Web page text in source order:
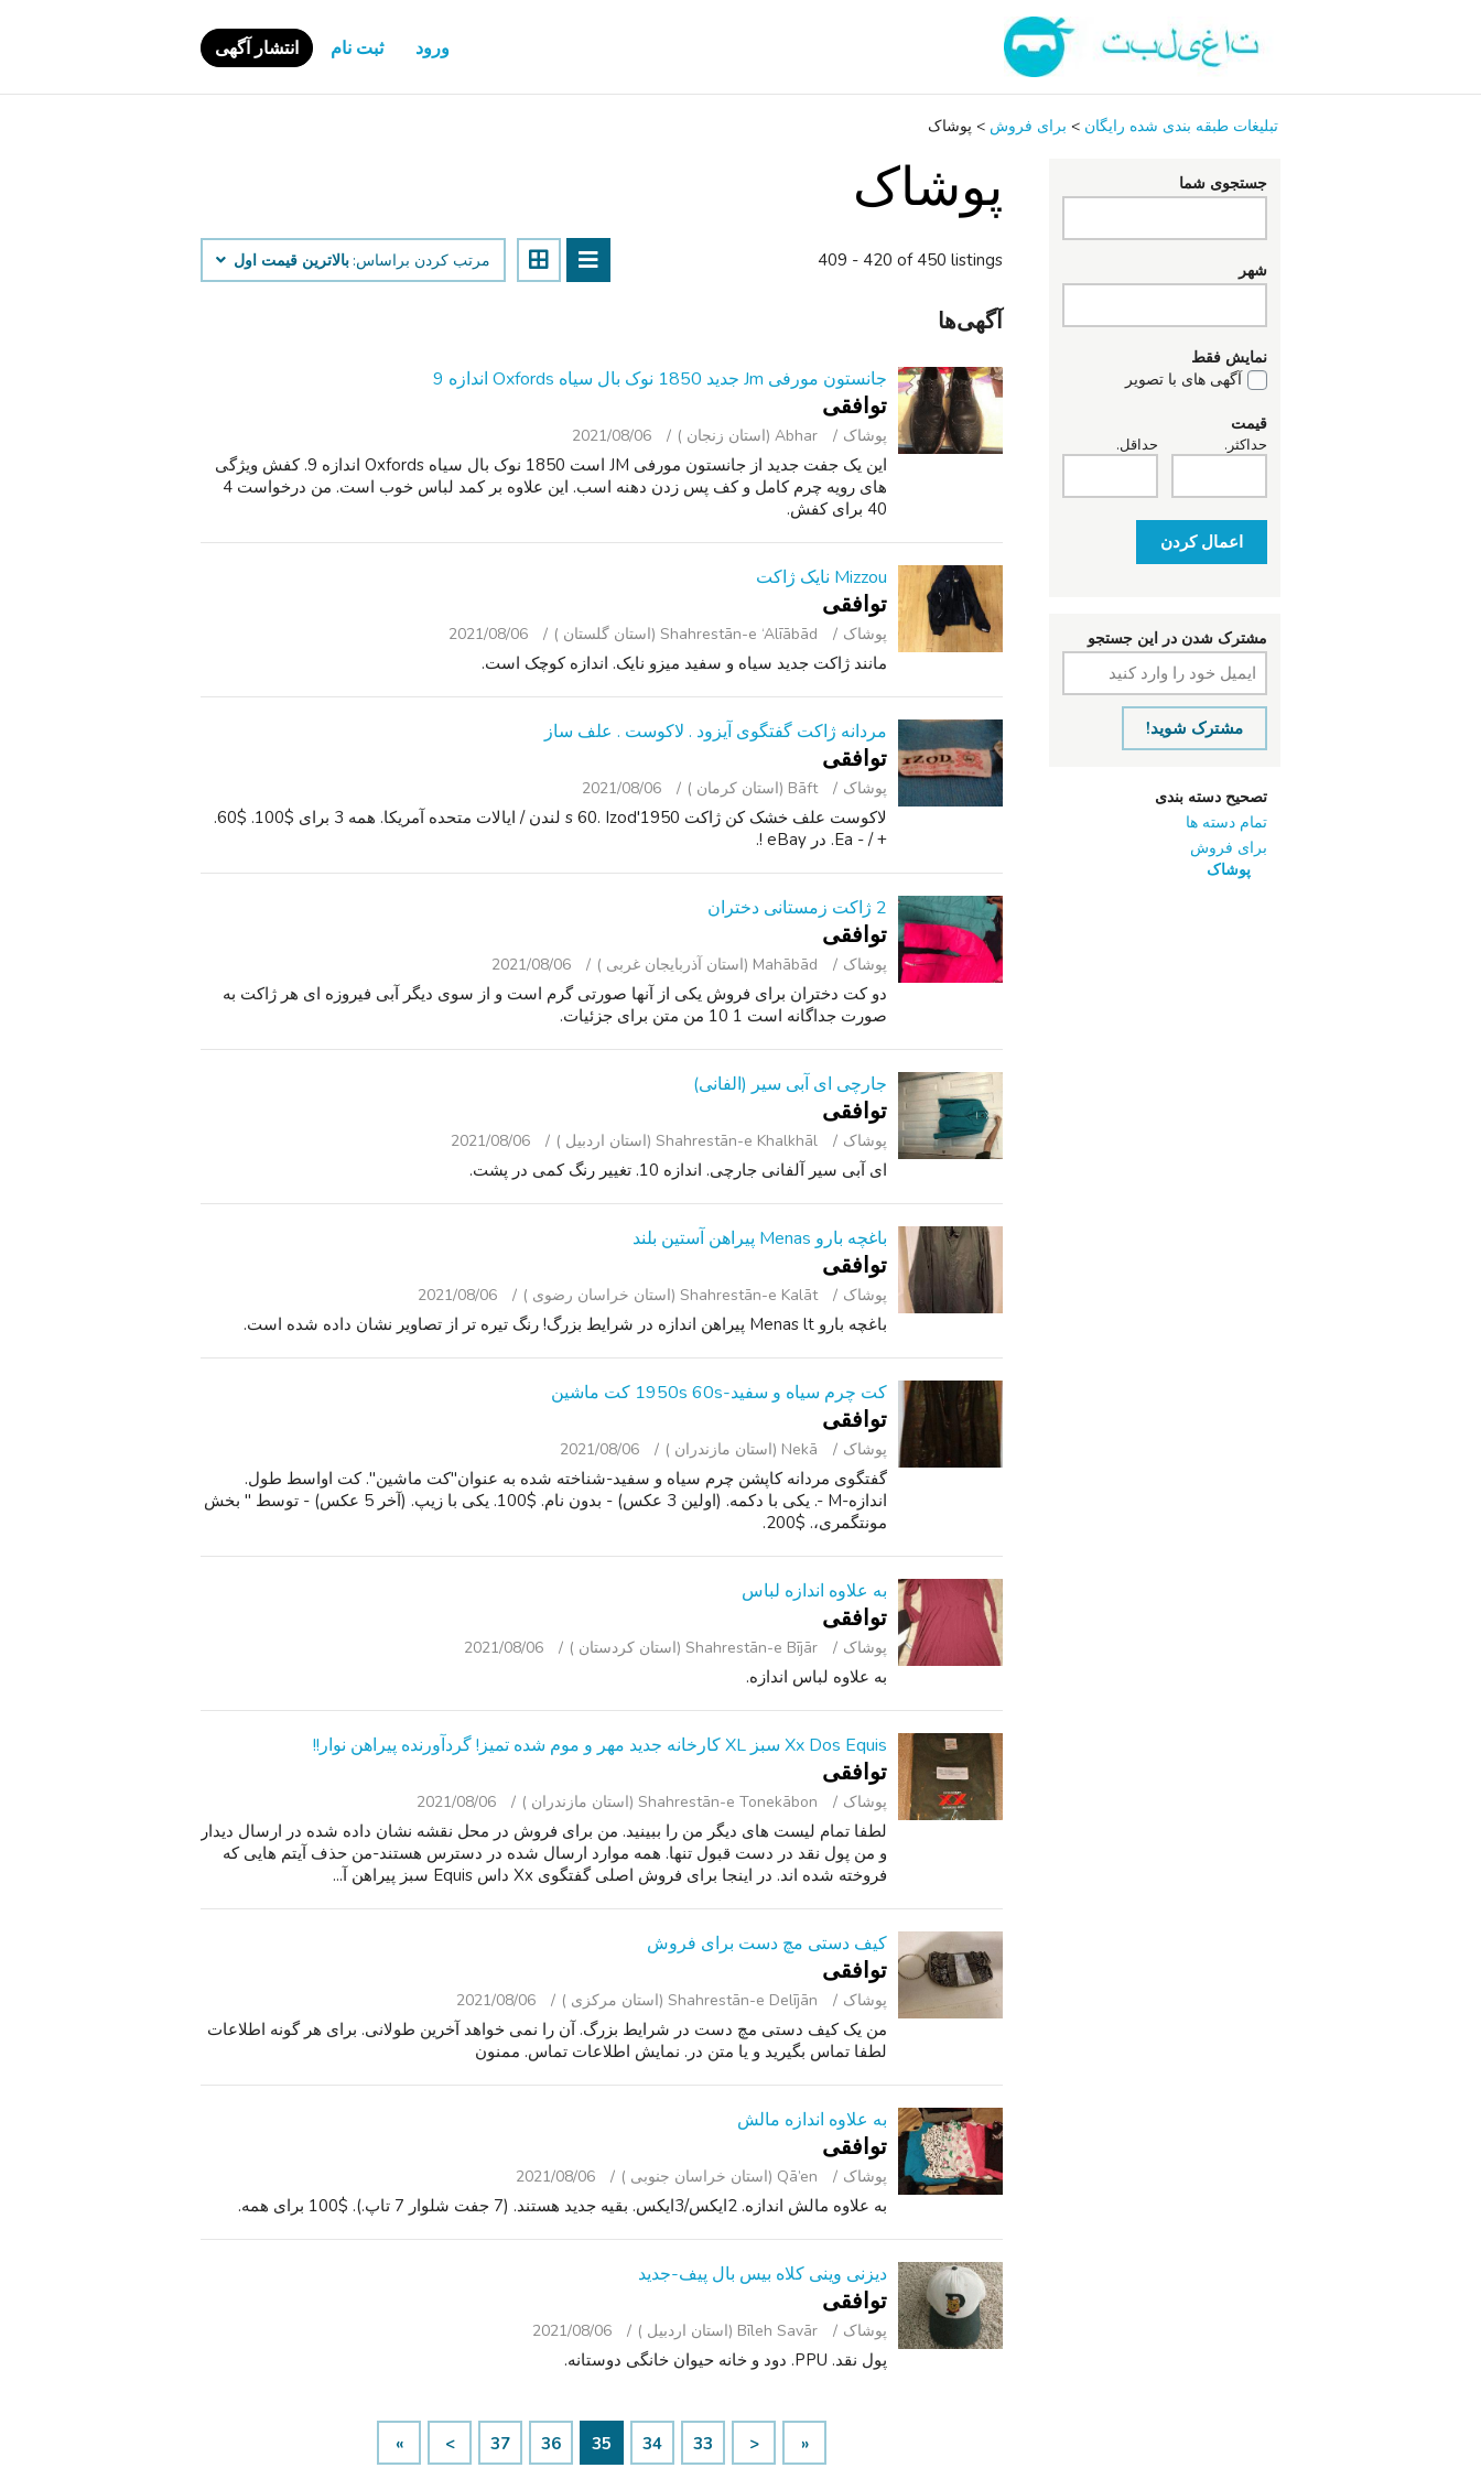
ورود ثبت نام انتشار آگهی
تبلیغات طبقه بندی شده رایگان > برای فروش > پوشاک
جستجوی شما
شهر
نمایش فقط
آگهی های با تصویر
قیمت
حداقل. حداکثر.
اعمال کردن
مشترک شدن در این جستجو
مشترک شوید!
تصحیح دسته بندی
تمام دسته ها
برای فروش
پوشاک
پوشاک
409 - 420 of 450 listings مرتب کردن براساس: بالاترین قیمت اول
آگهی‌ها
جانستون مورفی Jm جدید 1850 نوک بال سیاه Oxfords اندازه 9
توافقی
پوشاک Abhar (استان زنجان ) 2021/08/06
این یک جفت جدید از جانستون مورفی JM است 1850 نوک بال سیاه Oxfords اندازه 9. کفش ویژگی
های رویه چرم کامل و کف پس زدن دهنه اسب. این علاوه بر کمد لباس خوب است. من درخواست 4
40 برای کفش.
Mizzou نایک ژاکت
توافقی
پوشاک Shahrestān-e ‘Alīābād (استان گلستان ) 2021/08/06
مانند ژاکت جدید سیاه و سفید میزو نایک. اندازه کوچک است.
مردانه ژاکت گفتگوی آیزود . لاکوست . علف ساز
توافقی
پوشاک Bāft (استان کرمان ) 2021/08/06
لاکوست علف خشک کن ژاکت 1950's 60. Izod لندن / ایالات متحده آمریکا. همه 3 برای $100. $60.
+ / - Ea. در eBay !.
2 ژاکت زمستانی دختران
توافقی
پوشاک Mahābād (استان آذربایجان غربی ) 2021/08/06
دو کت دختران برای فروش یکی از آنها صورتی گرم است و از سوی دیگر آبی فیروزه ای هر ژاکت به
صورت جداگانه است 1 10 من متن برای جزئیات.
جارچی ای آبی سیر (الفانی)
توافقی
پوشاک Shahrestān-e Khalkhāl (استان اردبیل ) 2021/08/06
ای آبی سیر آلفانی جارچی. اندازه 10. تغییر رنگ کمی در پشت.
باغچه بارو Menas پیراهن آستین بلند
توافقی
پوشاک Shahrestān-e Kalāt (استان خراسان رضوی ) 2021/08/06
باغچه بارو Menas lt پیراهن اندازه در شرایط بزرگ! رنگ تیره تر از تصاویر نشان داده شده است.
کت چرم سیاه و سفید-1950s 60s کت ماشین
توافقی
پوشاک Nekā (استان مازندران ) 2021/08/06
گفتگوی مردانه کاپشن چرم سیاه و سفید-شناخته شده به عنوان"کت ماشین". کت اواسط طول.
اندازه-M -. یکی با دکمه. (اولین 3 عکس) - بدون نام. $100. یکی با زیپ. (آخر 5 عکس) - توسط " بخش
مونتگمری،. $200.
به علاوه اندازه لباس
توافقی
پوشاک Shahrestān-e Bījār (استان کردستان ) 2021/08/06
به علاوه لباس اندازه.
Xx Dos Equis سبز XL کارخانه جدید مهر و موم شده تمیز! گردآورنده پیراهن نوار!!
توافقی
پوشاک Shahrestān-e Tonekābon (استان مازندران ) 2021/08/06
لطفا تمام لیست های دیگر من را ببینید. من برای فروش در محل نقشه نشان داده شده در ارسال دیدار
و من پول نقد در دست قبول تنها. همه موارد ارسال شده در دسترس هستند-من حذف آیتم هایی که
فروخته شده اند. در اینجا برای فروش اصلی گفتگوی Xx داس Equis سبز پیراهن آ...
کیف دستی مچ دست برای فروش
توافقی
پوشاک Shahrestān-e Delījān (استان مرکزی ) 2021/08/06
من یک کیف دستی مچ دست در شرایط بزرگ. آن را نمی خواهد آخرین طولانی. برای هر گونه اطلاعات
لطفا تماس بگیرید و یا متن در. نمایش اطلاعات تماس. ممنون
به علاوه اندازه مالش
توافقی
پوشاک Qā’en (استان خراسان جنوبی ) 2021/08/06
به علاوه مالش اندازه. 2ایکس/3ایکس. بقیه جدید هستند. (7 جفت شلوار 7 تاپ.). $100 برای همه.
دیزنی وینی کلاه بیس بال پیف-جدید
توافقی
پوشاک Bīleh Savār (استان اردبیل ) 2021/08/06
پول نقد. PPU. دود و خانه حیوان خانگی دوستانه.
«
<
33
34
35
36
37
>
»